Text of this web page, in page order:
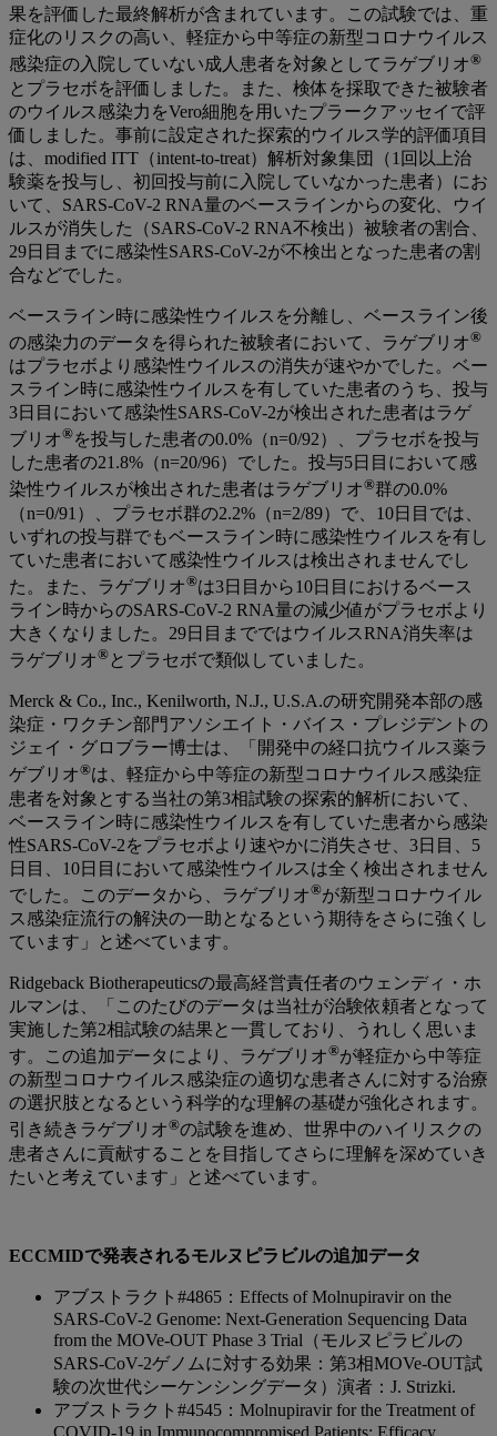
果を評価した最終解析が含まれています。この試験では、重
症化のリスクの高い、軽症から中等症の新型コロナウイルス
感染症の入院していない成人患者を対象としてラゲブリオ®
とプラセボを評価しました。また、検体を採取できた被験者
のウイルス感染力をVero細胞を用いたプラークアッセイで評
価しました。事前に設定された探索的ウイルス学的評価項目
は、modified ITT（intent-to-treat）解析対象集団（1回以上治
験薬を投与し、初回投与前に入院していなかった患者）にお
いて、SARS-CoV-2 RNA量のベースラインからの変化、ウイ
ルスが消失した（SARS-CoV-2 RNA不検出）被験者の割合、
29日目までに感染性SARS-CoV-2が不検出となった患者の割
合などでした。
ベースライン時に感染性ウイルスを分離し、ベースライン後
の感染力のデータを得られた被験者において、ラゲブリオ®
はプラセボより感染性ウイルスの消失が速やかでした。ベー
スライン時に感染性ウイルスを有していた患者のうち、投与
3日目において感染性SARS-CoV-2が検出された患者はラゲ
ブリオ®を投与した患者の0.0%（n=0/92）、プラセボを投与
した患者の21.8%（n=20/96）でした。投与5日目において感
染性ウイルスが検出された患者はラゲブリオ®群の0.0%
（n=0/91）、プラセボ群の2.2%（n=2/89）で、10日目では、
いずれの投与群でもベースライン時に感染性ウイルスを有し
ていた患者において感染性ウイルスは検出されませんでし
た。また、ラゲブリオ®は3日目から10日目におけるベース
ライン時からのSARS-CoV-2 RNA量の減少値がプラセボより
大きくなりました。29日目までではウイルスRNA消失率は
ラゲブリオ® とプラセボで類似していました。
Merck & Co., Inc., Kenilworth, N.J., U.S.A.の研究開発本部の感
染症・ワクチン部門アソシエイト・バイス・プレジデントの
ジェイ・グロブラー博士は、「開発中の経口抗ウイルス薬ラ
ゲブリオ®は、軽症から中等症の新型コロナウイルス感染症
患者を対象とする当社の第3相試験の探索的解析において、
ベースライン時に感染性ウイルスを有していた患者から感染
性SARS-CoV-2をプラセボより速やかに消失させ、3日目、5
日目、10日目において感染性ウイルスは全く検出されません
でした。このデータから、ラゲブリオ®が新型コロナウイル
ス感染症流行の解決の一助となるという期待をさらに強くし
ています」と述べています。
Ridgeback Biotherapeuticsの最高経営責任者のウェンディ・ホ
ルマンは、「このたびのデータは当社が治験依頼者となって
実施した第2相試験の結果と一貫しており、うれしく思いま
す。この追加データにより、ラゲブリオ®が軽症から中等症
の新型コロナウイルス感染症の適切な患者さんに対する治療
の選択肢となるという科学的な理解の基礎が強化されます。
引き続きラゲブリオ®の試験を進め、世界中のハイリスクの
患者さんに貢献することを目指してさらに理解を深めていき
たいと考えています」と述べています。
ECCMIDで発表されるモルヌピラビルの追加データ
アブストラクト#4865：Effects of Molnupiravir on the
SARS-CoV-2 Genome: Next-Generation Sequencing Data
from the MOVe-OUT Phase 3 Trial（モルヌピラビルの
SARS-CoV-2ゲノムに対する効果：第3相MOVe-OUT試
験の次世代シーケンシングデータ）演者：J. Strizki.
アブストラクト#4545：Molnupiravir for the Treatment of
COVID-19 in Immunocompromised Patients: Efficacy,